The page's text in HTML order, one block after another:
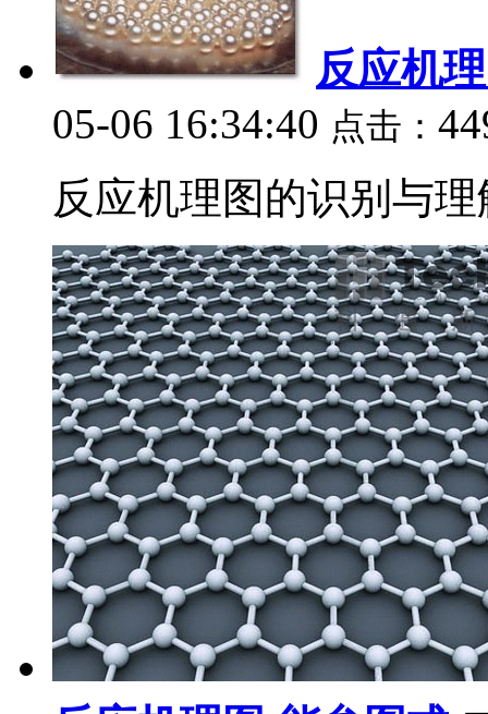
反应机
05-06 16:34:40 点击：
反应机理图的识别与理